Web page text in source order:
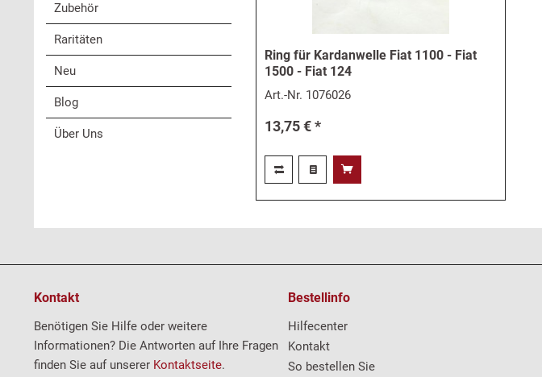
Zubehör
Raritäten
Neu
Blog
Über Uns
Ring für Kardanwelle Fiat 1100 - Fiat
1500 - Fiat 124
Art.-Nr. 1076026
13,75 € *
Kontakt
Benötigen Sie Hilfe oder weitere
Informationen? Die Antworten auf Ihre Fragen
finden Sie auf unserer Kontaktseite.
Bestellinfo
Hilfecenter
Kontakt
So bestellen Sie